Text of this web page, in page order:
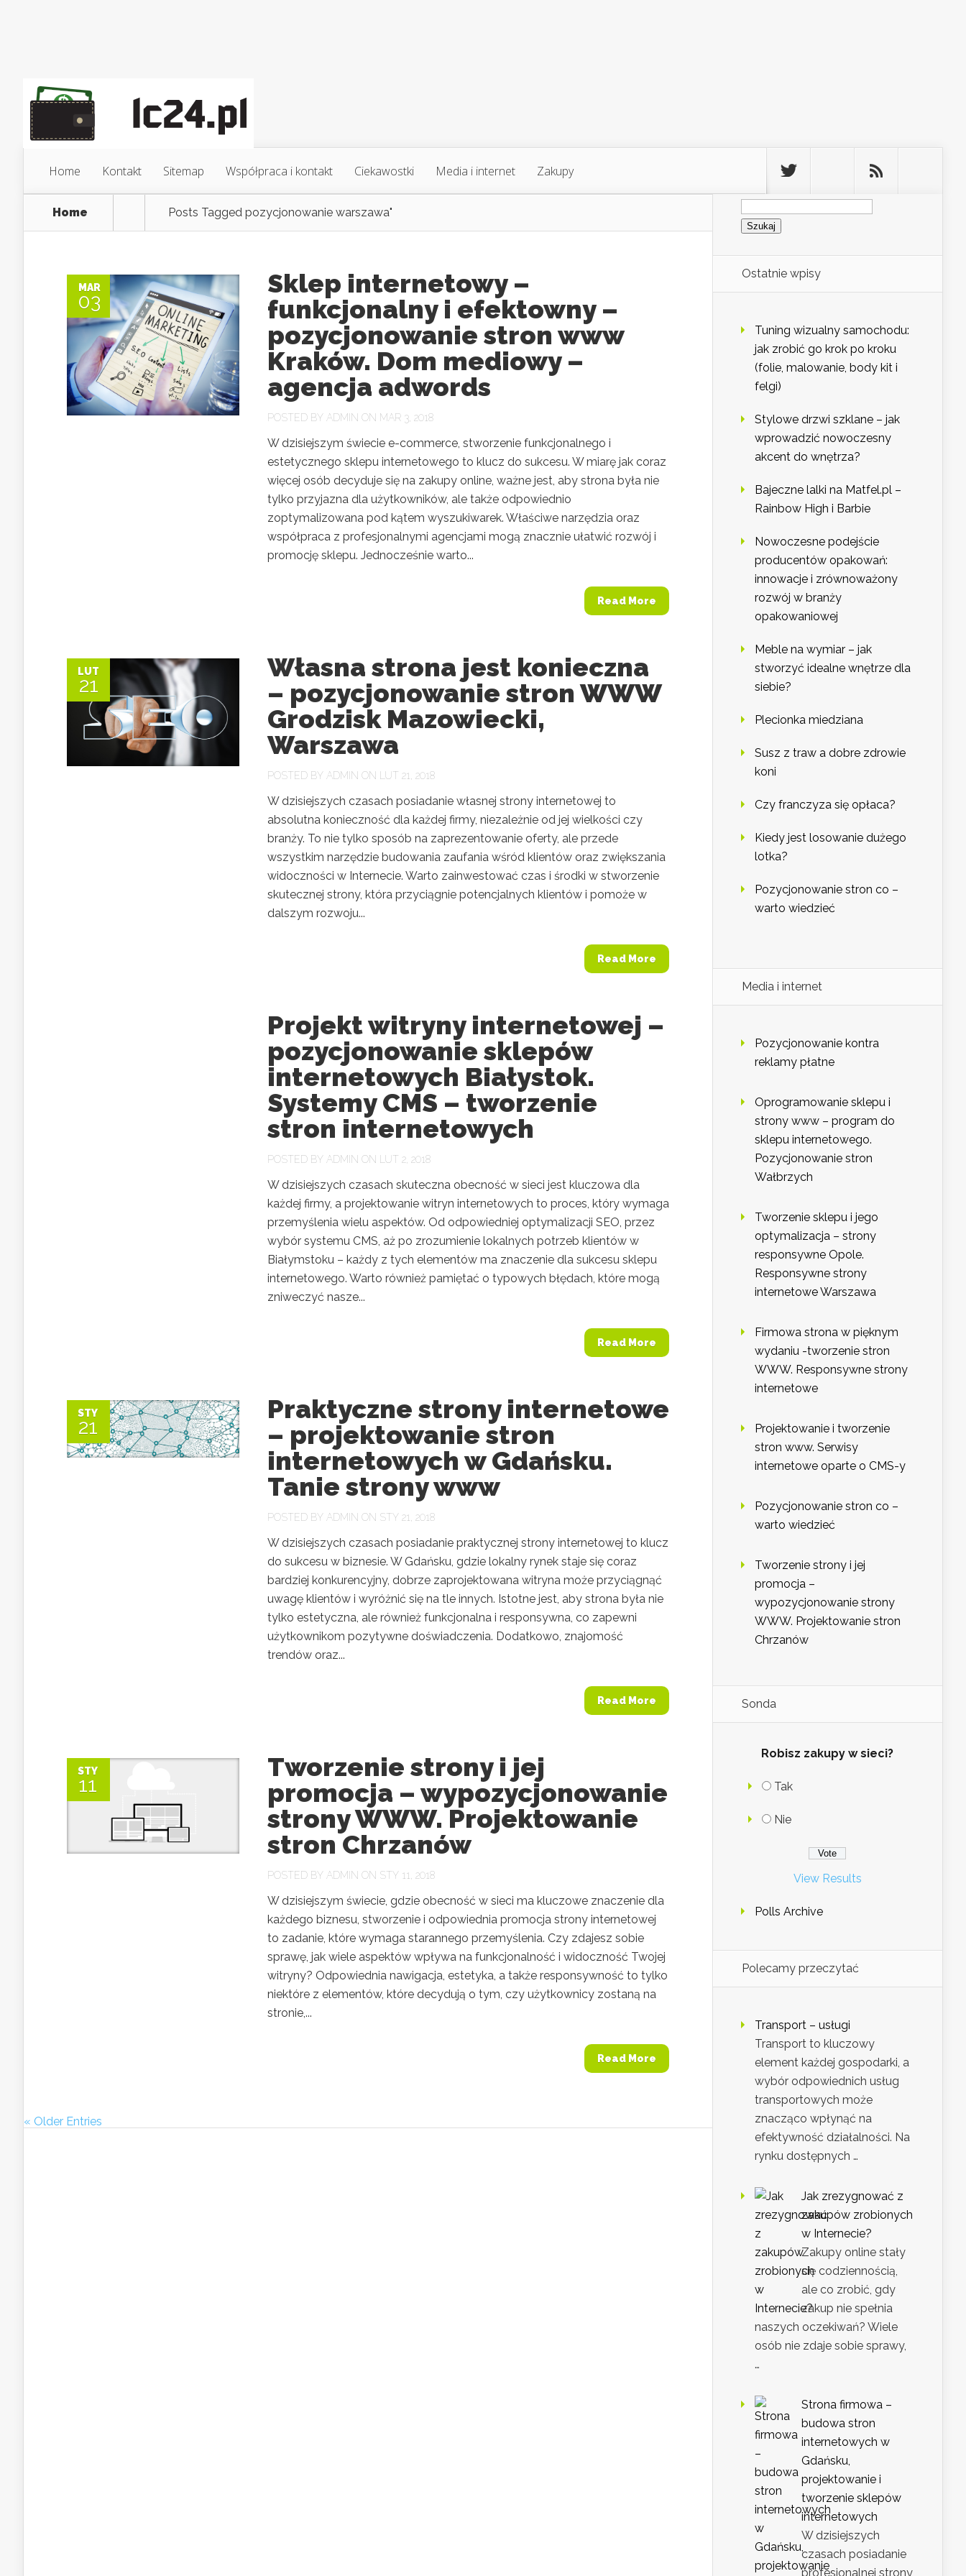
Home Kontakt Sitemap Współpraca i kontakt Ciekawostki Media i internet Zakupy
Home Posts Tagged pozycjonowanie warszawa"
MAR
03
Sklep internetowy –
funkcjonalny i efektowny –
pozycjonowanie stron www
Kraków. Dom mediowy –
agencja adwords
POSTED BY ADMIN ON MAR 3, 2018
W dzisiejszym świecie e-commerce, stworzenie funkcjonalnego i
estetycznego sklepu internetowego to klucz do sukcesu. W miarę jak coraz
więcej osób decyduje się na zakupy online, ważne jest, aby strona była nie
tylko przyjazna dla użytkowników, ale także odpowiednio
zoptymalizowana pod kątem wyszukiwarek. Właściwe narzędzia oraz
współpraca z profesjonalnymi agencjami mogą znacznie ułatwić rozwój i
promocję sklepu. Jednocześnie warto...
Read More
LUT
21
Własna strona jest konieczna
– pozycjonowanie stron WWW
Grodzisk Mazowiecki,
Warszawa
POSTED BY ADMIN ON LUT 21, 2018
W dzisiejszych czasach posiadanie własnej strony internetowej to
absolutna konieczność dla każdej firmy, niezależnie od jej wielkości czy
branży. To nie tylko sposób na zaprezentowanie oferty, ale przede
wszystkim narzędzie budowania zaufania wśród klientów oraz zwiększania
widoczności w Internecie. Warto zainwestować czas i środki w stworzenie
skutecznej strony, która przyciągnie potencjalnych klientów i pomoże w
dalszym rozwoju...
Read More
Projekt witryny internetowej –
pozycjonowanie sklepów
internetowych Białystok.
Systemy CMS – tworzenie
stron internetowych
POSTED BY ADMIN ON LUT 2, 2018
W dzisiejszych czasach skuteczna obecność w sieci jest kluczowa dla
każdej firmy, a projektowanie witryn internetowych to proces, który wymaga
przemyślenia wielu aspektów. Od odpowiedniej optymalizacji SEO, przez
wybór systemu CMS, aż po zrozumienie lokalnych potrzeb klientów w
Białymstoku – każdy z tych elementów ma znaczenie dla sukcesu sklepu
internetowego. Warto również pamiętać o typowych błędach, które mogą
zniweczyć nasze...
Read More
STY
21
Praktyczne strony internetowe
– projektowanie stron
internetowych w Gdańsku.
Tanie strony www
POSTED BY ADMIN ON STY 21, 2018
W dzisiejszych czasach posiadanie praktycznej strony internetowej to klucz
do sukcesu w biznesie. W Gdańsku, gdzie lokalny rynek staje się coraz
bardziej konkurencyjny, dobrze zaprojektowana witryna może przyciągnąć
uwagę klientów i wyróżnić się na tle innych. Istotne jest, aby strona była nie
tylko estetyczna, ale również funkcjonalna i responsywna, co zapewni
użytkownikom pozytywne doświadczenia. Dodatkowo, znajomość
trendów oraz...
Read More
STY
11
Tworzenie strony i jej
promocja – wypozycjonowanie
strony WWW. Projektowanie
stron Chrzanów
POSTED BY ADMIN ON STY 11, 2018
W dzisiejszym świecie, gdzie obecność w sieci ma kluczowe znaczenie dla
każdego biznesu, stworzenie i odpowiednia promocja strony internetowej
to zadanie, które wymaga starannego przemyślenia. Czy zdajesz sobie
sprawę, jak wiele aspektów wpływa na funkcjonalność i widoczność Twojej
witryny? Odpowiednia nawigacja, estetyka, a także responsywność to tylko
niektóre z elementów, które decydują o tym, czy użytkownicy zostaną na
stronie,...
Read More
« Older Entries
Szukaj:
Ostatnie wpisy
Tuning wizualny samochodu:
jak zrobić go krok po kroku
(folie, malowanie, body kit i
felgi)
Stylowe drzwi szklane – jak
wprowadzić nowoczesny
akcent do wnętrza?
Bajeczne lalki na Matfel.pl –
Rainbow High i Barbie
Nowoczesne podejście
producentów opakowań:
innowacje i zrównoważony
rozwój w branży
opakowaniowej
Meble na wymiar – jak
stworzyć idealne wnętrze dla
siebie?
Plecionka miedziana
Susz z traw a dobre zdrowie
koni
Czy franczyza się opłaca?
Kiedy jest losowanie dużego
lotka?
Pozycjonowanie stron co –
warto wiedzieć
Media i internet
Pozycjonowanie kontra
reklamy płatne
Oprogramowanie sklepu i
strony www – program do
sklepu internetowego.
Pozycjonowanie stron
Wałbrzych
Tworzenie sklepu i jego
optymalizacja – strony
responsywne Opole.
Responsywne strony
internetowe Warszawa
Firmowa strona w pięknym
wydaniu -tworzenie stron
WWW. Responsywne strony
internetowe
Projektowanie i tworzenie
stron www. Serwisy
internetowe oparte o CMS-y
Pozycjonowanie stron co –
warto wiedzieć
Tworzenie strony i jej
promocja –
wypozycjonowanie strony
WWW. Projektowanie stron
Chrzanów
Sonda
Robisz zakupy w sieci?
Tak
Nie
View Results
Polls Archive
Polecamy przeczytać
Transport – usługi
Transport to kluczowy
element każdej gospodarki, a
wybór odpowiednich usług
transportowych może
znacząco wpłynąć na
efektywność działalności. Na
rynku dostępnych …
Jak zrezygnować z
zakupów zrobionych
w Internecie?
Zakupy online stały
się codziennością,
ale co zrobić, gdy
zakup nie spełnia
naszych oczekiwań? Wiele
osób nie zdaje sobie sprawy,
…
Strona firmowa –
budowa stron
internetowych w
Gdańsku,
projektowanie i
tworzenie sklepów
internetowych
W dzisiejszych
czasach posiadanie
profesjonalnej strony